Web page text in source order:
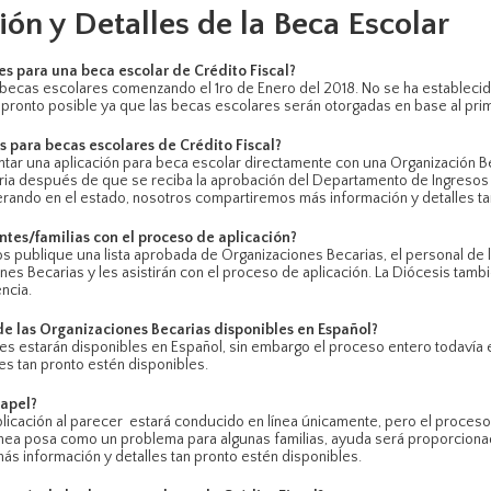
y Detalles de la Beca Escolar
para una beca escolar de Crédito Fiscal?
escolares comenzando el 1ro de Enero del 2018. No se ha
posible ya que las becas escolares serán otorgadas en base al
becas escolares de Crédito Fiscal?
una aplicación para beca escolar directamente con una Organización
después de que se reciba la aprobación del Departamento de
en el estado, nosotros compartiremos más información y detalles
familias con el proceso de aplicación?
publique una lista aprobada de Organizaciones Becarias, el personal
Becarias y les asistirán con el proceso de aplicación. La Diócesis
las Organizaciones Becarias disponibles en Español?
estarán disponibles en Español, sin embargo el proceso entero
tan pronto estén disponibles.
al parecer estará conducido en línea únicamente, pero el
posa como un problema para algunas familias, ayuda será
información y detalles tan pronto estén disponibles.